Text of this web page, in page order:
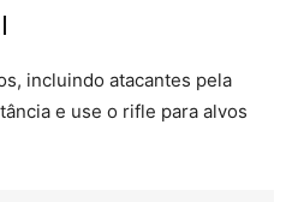
incluindo atacantes pela
e use o rifle para alvos